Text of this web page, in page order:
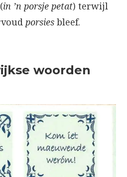
(in ’n porsje petat) terwijl
porsies bleef.
woorden